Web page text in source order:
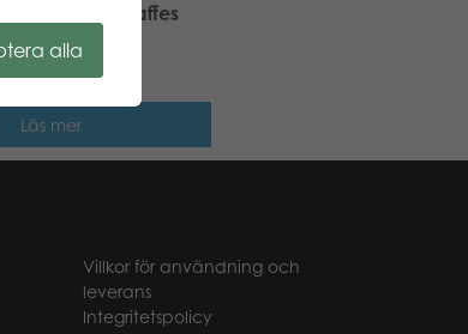
Lovers Tall Giraffes
Läs mer
Villkor för användning och
leverans
Integritetspolicy
alla